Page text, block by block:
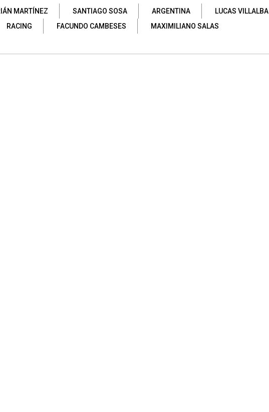
MARTÍNEZ SANTIAGO SOSA ARGENTINA
LUCAS VILLALBA
RACING FACUNDO CAMBESES MAXIMILIANO SALAS